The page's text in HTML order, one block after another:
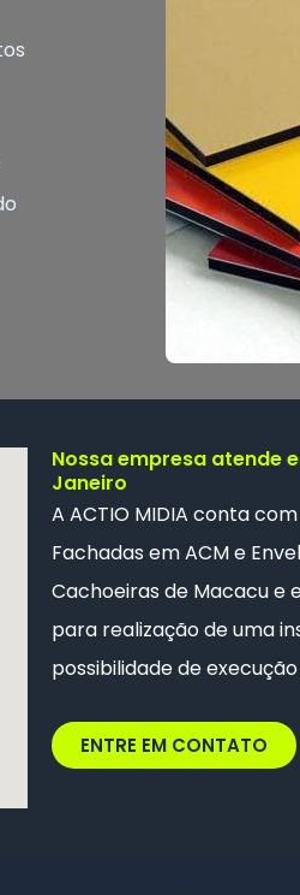
Nossa empresa atende
Janeiro
A ACTIO MIDIA conta
Fachadas em ACM e
Cachoeiras de Macacu e
para realização de uma
possibilidade de
ENTRE EM CONTATO